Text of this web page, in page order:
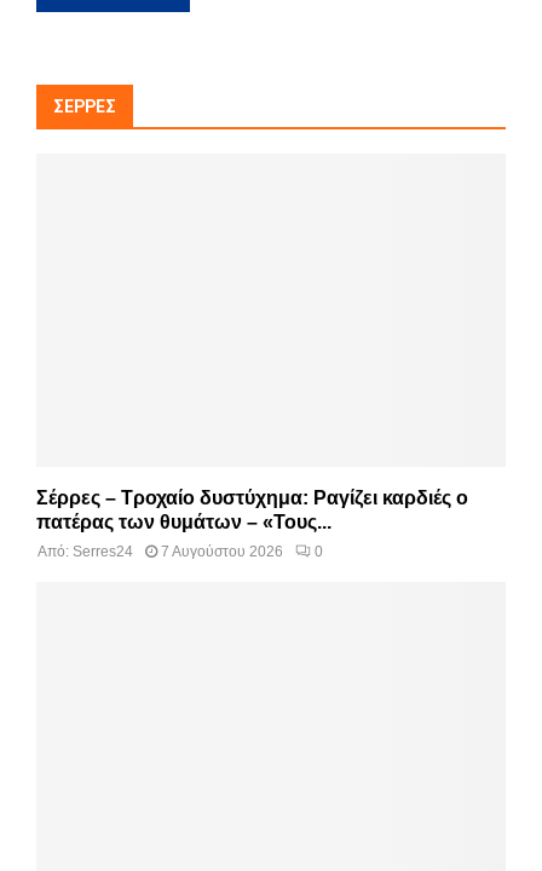
ΣΈΡΡΕΣ
Σέρρες – Τροχαίο δυστύχημα: Ραγίζει καρδιές ο
πατέρας των θυμάτων – «Τους...
Από: Serres24 7 Αυγούστου 2026 0